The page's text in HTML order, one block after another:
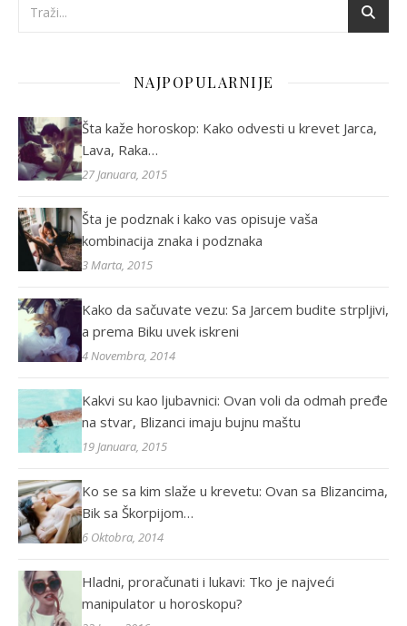
NAJPOPULARNIJE
Šta kaže horoskop: Kako odvesti u krevet Jarca,
Lava, Raka…
27 Januara, 2015
Šta je podznak i kako vas opisuje vaša
kombinacija znaka i podznaka
3 Marta, 2015
Kako da sačuvate vezu: Sa Jarcem budite strpljivi,
a prema Biku uvek iskreni
4 Novembra, 2014
Kakvi su kao ljubavnici: Ovan voli da odmah pređe
na stvar, Blizanci imaju bujnu maštu
19 Januara, 2015
Ko se sa kim slaže u krevetu: Ovan sa Blizancima,
Bik sa Škorpijom…
6 Oktobra, 2014
Hladni, proračunati i lukavi: Tko je najveći
manipulator u horoskopu?